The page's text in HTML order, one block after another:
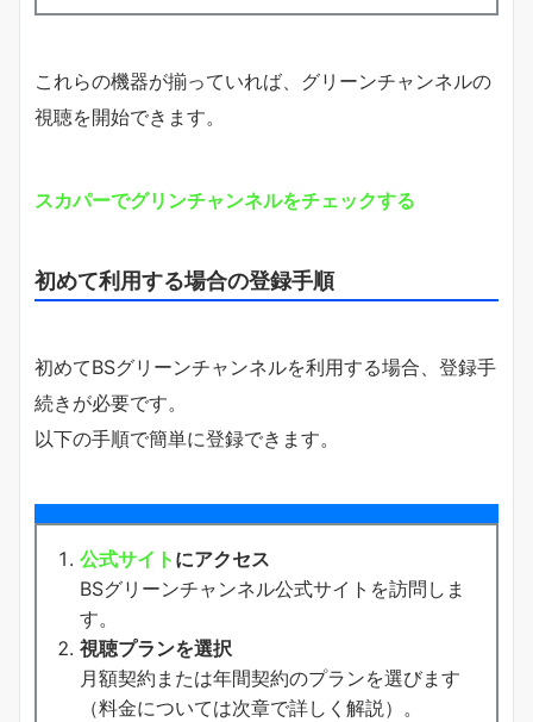
これらの機器が揃っていれば、グリーンチャンネルの
視聴を開始できます。
スカパーでグリンチャンネルをチェックする
初めて利用する場合の登録手順
初めてBSグリーンチャンネルを利用する場合、登録手
続きが必要です。
以下の手順で簡単に登録できます。
公式サイト にアクセス
BSグリーンチャンネル公式サイトを訪問しま
す。
視聴プランを選択
月額契約または年間契約のプランを選びます
（料金については次章で詳しく解説）。